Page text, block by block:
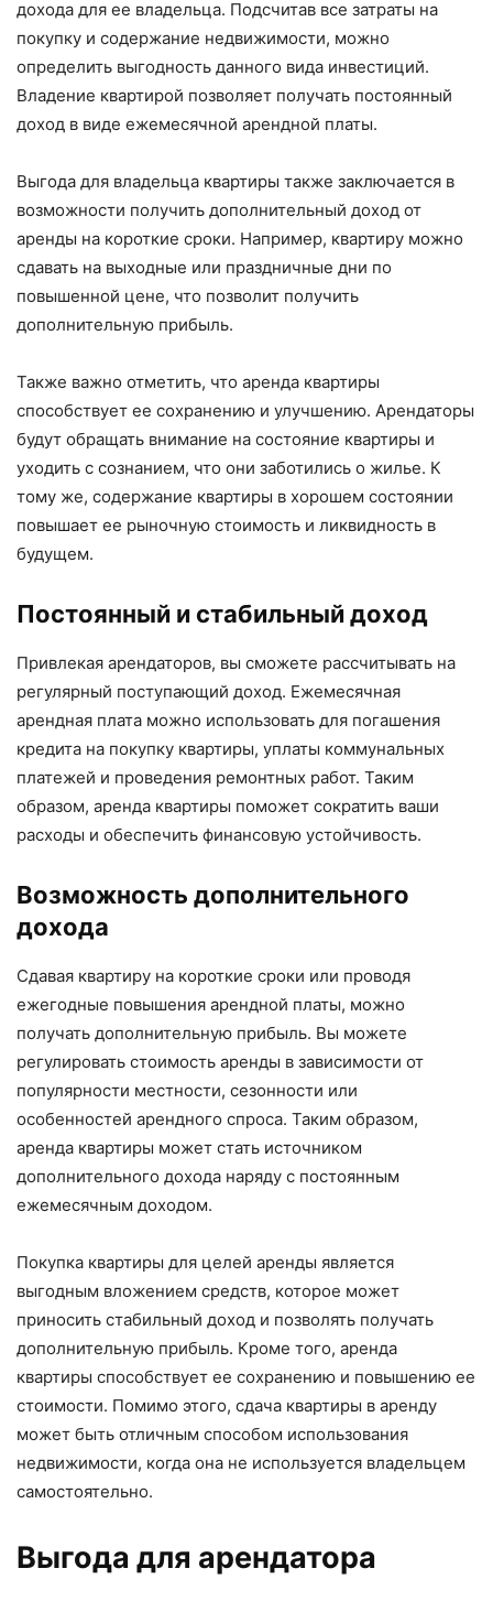
дохода для ее владельца. Подсчитав все затраты на
покупку и содержание недвижимости, можно
определить выгодность данного вида инвестиций.
Владение квартирой позволяет получать постоянный
доход в виде ежемесячной арендной платы.
Выгода для владельца квартиры также заключается в
возможности получить дополнительный доход от
аренды на короткие сроки. Например, квартиру можно
сдавать на выходные или праздничные дни по
повышенной цене, что позволит получить
дополнительную прибыль.
Также важно отметить, что аренда квартиры
способствует ее сохранению и улучшению. Арендаторы
будут обращать внимание на состояние квартиры и
уходить с сознанием, что они заботились о жилье. К
тому же, содержание квартиры в хорошем состоянии
повышает ее рыночную стоимость и ликвидность в
будущем.
Постоянный и стабильный доход
Привлекая арендаторов, вы сможете рассчитывать на
регулярный поступающий доход. Ежемесячная
арендная плата можно использовать для погашения
кредита на покупку квартиры, уплаты коммунальных
платежей и проведения ремонтных работ. Таким
образом, аренда квартиры поможет сократить ваши
расходы и обеспечить финансовую устойчивость.
Возможность дополнительного
дохода
Сдавая квартиру на короткие сроки или проводя
ежегодные повышения арендной платы, можно
получать дополнительную прибыль. Вы можете
регулировать стоимость аренды в зависимости от
популярности местности, сезонности или
особенностей арендного спроса. Таким образом,
аренда квартиры может стать источником
дополнительного дохода наряду с постоянным
ежемесячным доходом.
Покупка квартиры для целей аренды является
выгодным вложением средств, которое может
приносить стабильный доход и позволять получать
дополнительную прибыль. Кроме того, аренда
квартиры способствует ее сохранению и повышению ее
стоимости. Помимо этого, сдача квартиры в аренду
может быть отличным способом использования
недвижимости, когда она не используется владельцем
самостоятельно.
Выгода для арендатора